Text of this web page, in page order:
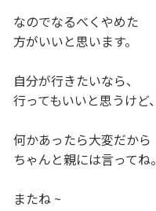
なのでなるべくやめた
方がいいと思います。
自分が行きたいなら、
行ってもいいと思うけど、
何かあったら大変だから
ちゃんと親には言ってね。
またね ~